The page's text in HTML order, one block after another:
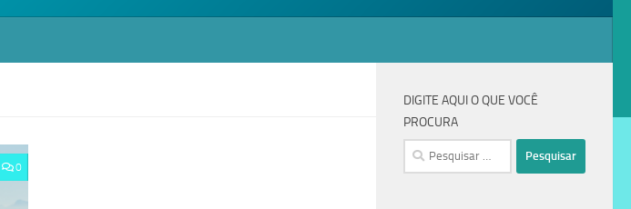
0
DIGITE AQUI O QUE VOCÊ
PROCURA